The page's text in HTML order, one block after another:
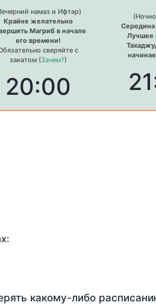
намаз и Ифтар)
Крайне желательно
Магриб в начале
его времени!
сверяйте с
закатом (Зачем?)
20:00
Лучшее
какому-либо